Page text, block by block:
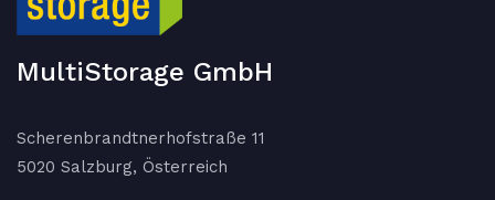
MultiStorage GmbH
Scherenbrandtnerhofstraße 11
5020 Salzburg, Österreich